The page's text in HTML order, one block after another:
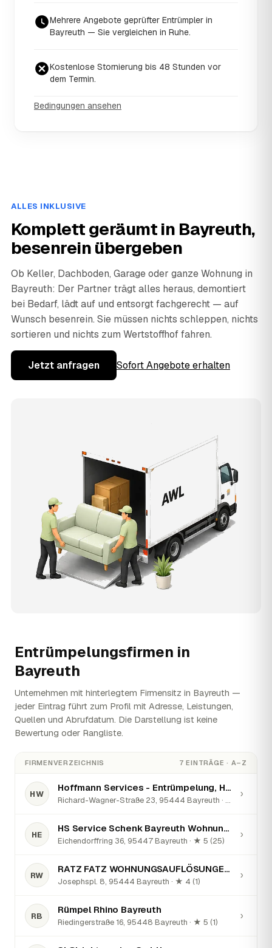
Mehrere Angebote geprüfter Entrümpler in
Bayreuth — Sie vergleichen in Ruhe.
Kostenlose Stornierung bis 48 Stunden vor
dem Termin.
Bedingungen ansehen
ALLES INKLUSIVE
Komplett geräumt in Bayreuth,
besenrein übergeben
Ob Keller, Dachboden, Garage oder ganze Wohnung in
Bayreuth: Der Partner trägt alles heraus, demontiert
bei Bedarf, lädt auf und entsorgt fachgerecht — auf
Wunsch besenrein. Sie müssen nichts schleppen, nichts
sortieren und nichts zum Wertstoffhof fahren.
Jetzt anfragen Sofort Angebote erhalten
Entrümpelungsfirmen in
Bayreuth
Unternehmen mit hinterlegtem Firmensitz in Bayreuth —
jeder Eintrag führt zum Profil mit Adresse, Leistungen,
Quellen und Abrufdatum. Die Darstellung ist keine
Bewertung oder Rangliste.
FIRMENVERZEICHNIS 7 EINTRÄGE · A–Z
HW
Hoffmann Services - Entrümpelung, Haushaltsauflösung, Wohnungsauflösung
Richard-Wagner-Straße 23, 95444 Bayreuth · ★ 5 (188)
›
HE
HS Service Schenk Bayreuth Wohnungsauflösungen Haushaltsauflösungen Entrümpelungen
Eichendorffring 36, 95447 Bayreuth · ★ 5 (25)
›
RW
RATZ FATZ WOHNUNGSAUFLÖSUNGEN®
Josephspl. 8, 95444 Bayreuth · ★ 4 (1)
›
RB
Rümpel Rhino Bayreuth
Riedingerstraße 16, 95448 Bayreuth · ★ 5 (1)
›